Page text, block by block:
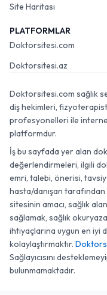
Site Haritası
PLATFORMLAR
Doktorsitesi.com
Doktorsitesi.az
Doktorsitesi.com sağlık
diş hekimleri,
profesyonelleri ile internet
platformdur.
İş bu sayfada yer alan
değerlendirmeleri, ilgili
emri, talebi, önerisi,
hasta/danışan tarafından
sitesinin amacı, sağlık
sağlamak, sağlık
ihtiyaçlarına uygun en iyi
kolaylaştırmaktır.
Sağlayıcısını
bulunmamaktadır.